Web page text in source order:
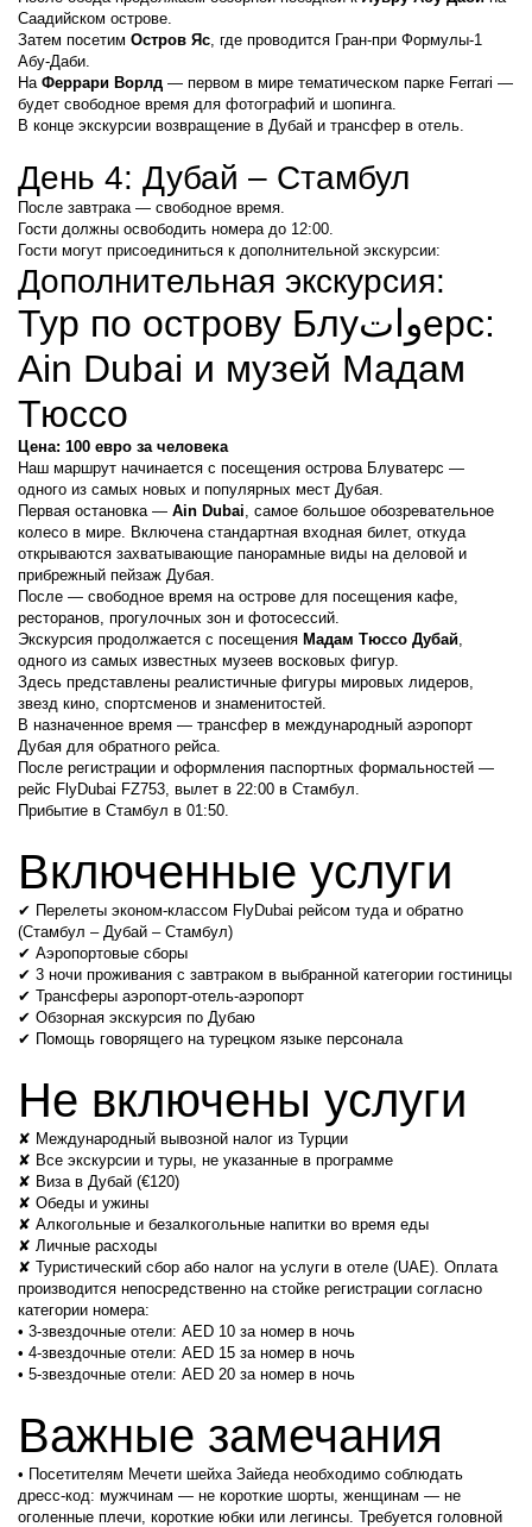
Саадийском острове.
Затем посетим Остров Яс, где проводится Гран-при Формулы-1
Абу-Даби.
На Феррари Ворлд — первом в мире тематическом парке Ferrari —
будет свободное время для фотографий и шопинга.
В конце экскурсии возвращение в Дубай и трансфер в отель.
День 4: Дубай – Стамбул
После завтрака — свободное время.
Гости должны освободить номера до 12:00.
Гости могут присоединиться к дополнительной экскурсии:
Дополнительная экскурсия:
Тур по острову Блуواتерс:
Ain Dubai и музей Мадам
Тюссо
Цена: 100 евро за человека
Наш маршрут начинается с посещения острова Блуватерс —
одного из самых новых и популярных мест Дубая.
Первая остановка — Ain Dubai, самое большое обозревательное
колесо в мире. Включена стандартная входная билет, откуда
открываются захватывающие панорамные виды на деловой и
прибрежный пейзаж Дубая.
После — свободное время на острове для посещения кафе,
ресторанов, прогулочных зон и фотосессий.
Экскурсия продолжается с посещения Мадам Тюссо Дубай,
одного из самых известных музеев восковых фигур.
Здесь представлены реалистичные фигуры мировых лидеров,
звезд кино, спортсменов и знаменитостей.
В назначенное время — трансфер в международный аэропорт
Дубая для обратного рейса.
После регистрации и оформления паспортных формальностей —
рейс FlyDubai FZ753, вылет в 22:00 в Стамбул.
Прибытие в Стамбул в 01:50.
Включенные услуги
✔ Перелеты эконом-классом FlyDubai рейсом туда и обратно
(Стамбул – Дубай – Стамбул)
✔ Аэропортовые сборы
✔ 3 ночи проживания с завтраком в выбранной категории гостиницы
✔ Трансферы аэропорт-отель-аэропорт
✔ Обзорная экскурсия по Дубаю
✔ Помощь говорящего на турецком языке персонала
Не включены услуги
✘ Международный вывозной налог из Турции
✘ Все экскурсии и туры, не указанные в программе
✘ Виза в Дубай (€120)
✘ Обеды и ужины
✘ Алкогольные и безалкогольные напитки во время еды
✘ Личные расходы
✘ Туристический сбор або налог на услуги в отеле (UAE). Оплата
производится непосредственно на стойке регистрации согласно
категории номера:
• 3-звездочные отели: AED 10 за номер в ночь
• 4-звездочные отели: AED 15 за номер в ночь
• 5-звездочные отели: AED 20 за номер в ночь
Важные замечания
• Посетителям Мечети шейха Зайеда необходимо соблюдать
дресс-код: мужчинам — не короткие шорты, женщинам — не
оголенные плечи, короткие юбки или легинсы. Требуется головной